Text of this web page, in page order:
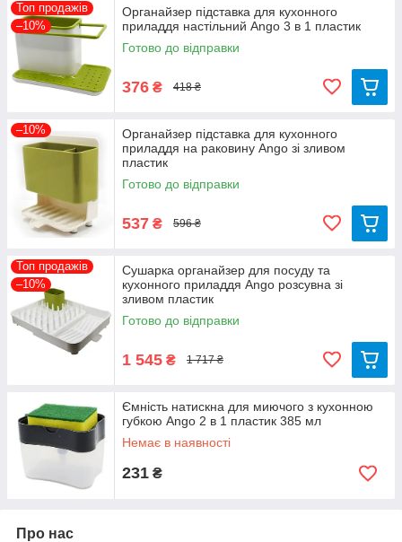
Топ продажів
–10%
Органайзер підставка для кухонного
приладдя настільний Ango 3 в 1 пластик
Готово до відправки
376 ₴ 418 ₴
–10%
Органайзер підставка для кухонного
приладдя на раковину Ango зі зливом
пластик
Готово до відправки
537 ₴ 596 ₴
Топ продажів
–10%
Сушарка органайзер для посуду та
кухонного приладдя Ango розсувна зі
зливом пластик
Готово до відправки
1 545 ₴ 1 717 ₴
Ємність натискна для миючого з кухонною
губкою Ango 2 в 1 пластик 385 мл
Немає в наявності
231 ₴
Про нас